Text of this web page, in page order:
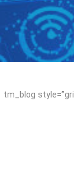
[tm_blog